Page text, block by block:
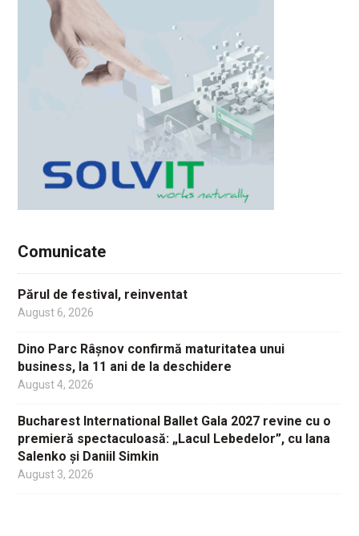
Comunicate
Părul de festival, reinventat
August 6, 2026
Dino Parc Râșnov confirmă maturitatea unui
business, la 11 ani de la deschidere
August 4, 2026
Bucharest International Ballet Gala 2027 revine cu o
premieră spectaculoasă: „Lacul Lebedelor”, cu Iana
Salenko și Daniil Simkin
August 3, 2026